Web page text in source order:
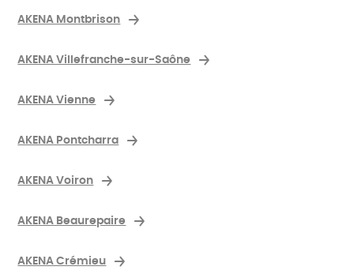
AKENA Montbrison
AKENA Villefranche-sur-Saône
AKENA Vienne
AKENA Pontcharra
AKENA Voiron
AKENA Beaurepaire
AKENA Crémieu